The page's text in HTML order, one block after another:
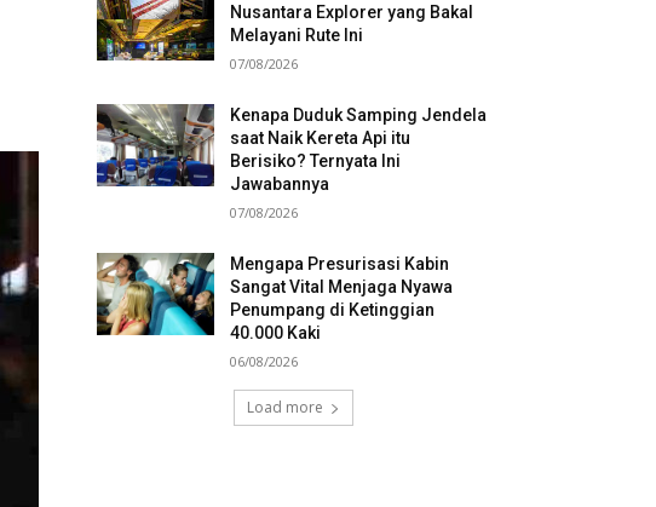
Nusantara Explorer yang Bakal
Melayani Rute Ini
07/08/2026
Kenapa Duduk Samping Jendela
saat Naik Kereta Api itu
Berisiko? Ternyata Ini
Jawabannya
07/08/2026
Mengapa Presurisasi Kabin
Sangat Vital Menjaga Nyawa
Penumpang di Ketinggian
40.000 Kaki
06/08/2026
Load more